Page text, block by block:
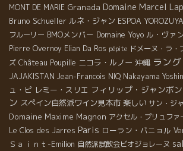
MONT DE MARIE Granada Domaine Marcel
Bruno Schueller ルネ・ジャン ESPOA
フルーリー BMOメンバー Domaine Yoyo ル・ヴァ
Pierre Overnoy Elian Da Ros pépite ドメーヌ・ラ
ズ Château Poupille ニコラ・ルノー 沖縄 ラン
JAJAKISTAN Jean-Francois NIQ Nakayama
ュ・ピ レミー・スリエ フィリップ・ジャンボン
ン スペイン自然派ワイン見本市 楽しい サン・ジ
Domaine Maxime Magnon アクセル・プリュファ
Le Clos des Jarres Paris ローラン・バニョル
Ｓａｉｎｔ-Emilion 自然派試飲会ビオジョレーヌ